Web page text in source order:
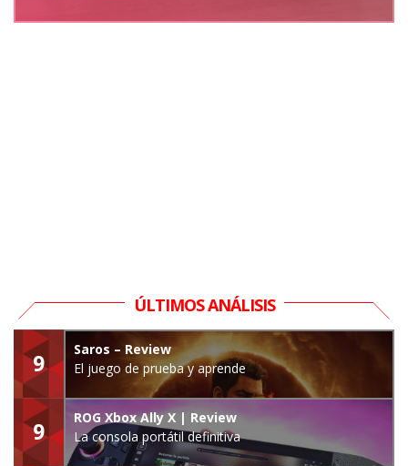
ÚLTIMOS ANÁLISIS
9
Saros – Review
El juego de prueba y aprende
9
ROG Xbox Ally X | Review
La consola portátil definitiva